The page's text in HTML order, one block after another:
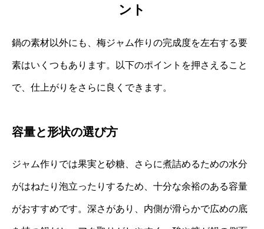
ント
鍋の素材以外にも、梅ジャム作りの完成度を左右する要
素はいくつもあります。以下のポイントを押さえること
で、仕上がりをさらに良くできます。
容量と形状の選び方
ジャム作りでは果実と砂糖、さらに煮詰めるための水分
がはねたり泡立ったりするため、十分な余裕のある容量
がおすすめです。深さがあり、内側が滑らかで広めの底